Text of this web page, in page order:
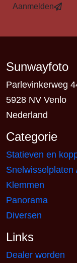
Aanmelden
Sunwayfoto
Parlevinkerweg
5928 NV Venlo
Nederland
Categorie
Statieven en
Snelwisselplaten
Klemmen
Panorama
Diversen
Links
Dealer worden